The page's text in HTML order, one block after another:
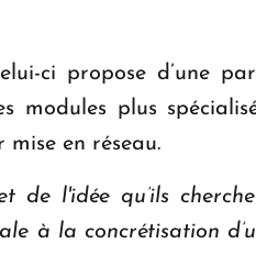
ci propose d’une
modules plus
en réseau.
l'idée qu’ils
à la concrétisation